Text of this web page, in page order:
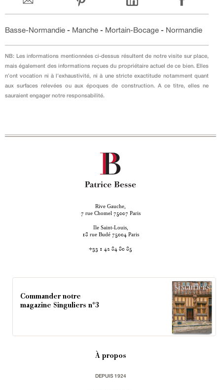
Basse-Normandie - Manche - Mortain-Bocage - Normandie
NB: Les informations mentionnées ci-dessus résultent de notre visite sur place,
mais également des informations reçues du propriétaire actuel de ce bien. Elles
n’ont vocation ni à l’exhaustivité, ni à une stricte exactitude notamment quant
aux surfaces relevées ou aux époques de construction. A ce titre, elles ne
sauraient engager notre responsabilité.
Rive Gauche,
7 rue Chomel 75007 Paris
Ile Saint-Louis,
18 rue Budé 75004 Paris
+33 1 42 84 80 85
Commander notre
magazine Singuliers n°3
À propos
DEPUIS 1924